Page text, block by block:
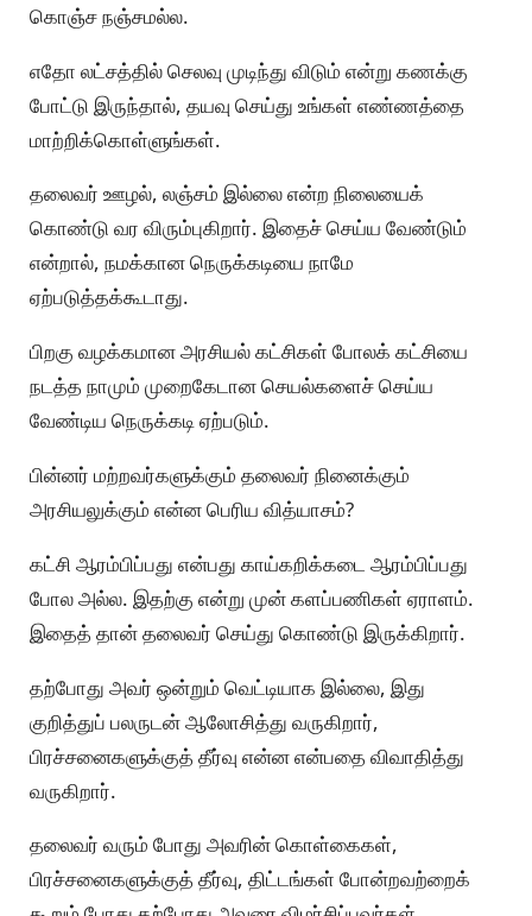
கொஞ்ச நஞ்சமல்ல.
எதோ லட்சத்தில் செலவு முடிந்து விடும் என்று கணக்கு
போட்டு இருந்தால், தயவு செய்து உங்கள் எண்ணத்தை
மாற்றிக்கொள்ளுங்கள்.
தலைவர் ஊழல், லஞ்சம் இல்லை என்ற நிலையைக்
கொண்டு வர விரும்புகிறார். இதைச் செய்ய வேண்டும்
என்றால், நமக்கான நெருக்கடியை நாமே
ஏற்படுத்தக்கூடாது.
பிறகு வழக்கமான அரசியல் கட்சிகள் போலக் கட்சியை
நடத்த நாமும் முறைகேடான செயல்களைச் செய்ய
வேண்டிய நெருக்கடி ஏற்படும்.
பின்னர் மற்றவர்களுக்கும் தலைவர் நினைக்கும்
அரசியலுக்கும் என்ன பெரிய வித்யாசம்?
கட்சி ஆரம்பிப்பது என்பது காய்கறிக்கடை ஆரம்பிப்பது
போல அல்ல. இதற்கு என்று முன் களப்பணிகள் ஏராளம்.
இதைத் தான் தலைவர் செய்து கொண்டு இருக்கிறார்.
தற்போது அவர் ஒன்றும் வெட்டியாக இல்லை, இது
குறித்துப் பலருடன் ஆலோசித்து வருகிறார்,
பிரச்சனைகளுக்குத் தீர்வு என்ன என்பதை விவாதித்து
வருகிறார்.
தலைவர் வரும் போது அவரின் கொள்கைகள்,
பிரச்சனைகளுக்குத் தீர்வு, திட்டங்கள் போன்றவற்றைக்